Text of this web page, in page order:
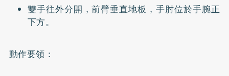
雙手往外分開，前臂垂直地板，手肘位於手腕正
下方。
動作要領：